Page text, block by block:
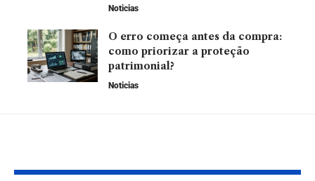
Noticias
O erro começa antes da compra:
como priorizar a proteção
patrimonial?
Noticias